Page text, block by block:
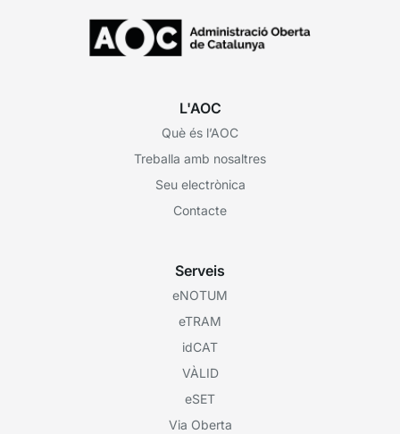
L'AOC
Què és l’AOC
Treballa amb nosaltres
Seu electrònica
Contacte
Serveis
eNOTUM
eTRAM
idCAT
VÀLID
eSET
Via Oberta